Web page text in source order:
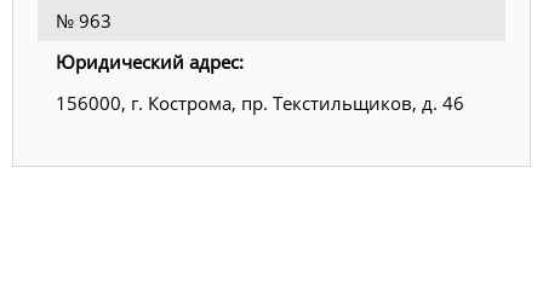
№ 963
Юридический адрес:
156000, г. Кострома, пр. Текстильщиков, д. 46